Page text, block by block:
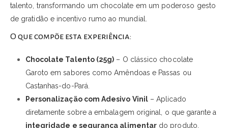
talento, transformando um chocolate em um poderoso gesto
de gratidão e incentivo rumo ao mundial.
O que compõe esta experiência:
Chocolate Talento (25g) – O clássico chocolate
Garoto em sabores como Amêndoas e Passas ou
Castanhas-do-Pará.
Personalização com Adesivo Vinil– Aplicado
diretamente sobre a embalagem original, o que garante a
integridade e segurança alimentar do produto,